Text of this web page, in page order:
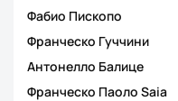
Фабио Пископо
Франческо Гуччини
Антонелло Балице
Франческо Паоло Saia